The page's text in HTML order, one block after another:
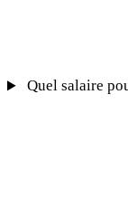
Quel salaire